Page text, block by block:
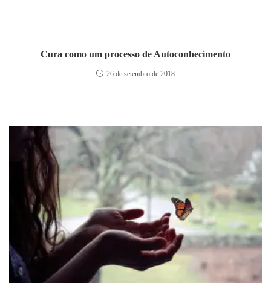
Cura como um processo de Autoconhecimento
26 de setembro de 2018